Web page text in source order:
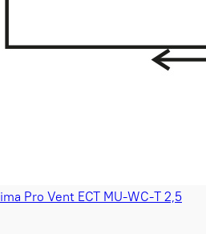
Pro Vent ECT MU-WC-T 2,5